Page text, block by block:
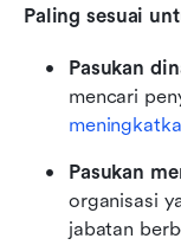
Paling sesuai
Pasukan
Pasukan
organisasi
jabatan